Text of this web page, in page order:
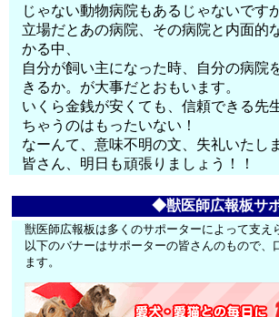
じゃない動物病院もあるじゃないです
立場だとあの病院、その病院と内面的
かる中、
自分が飼い主になった時、自分の病院
きるか。が大事だとおもいます。
いくら金銭が安くても、信頼できる先
ちゃうのはもったいない！
なーんて、意味不明の文、失礼いたし
皆さん、明日も頑張りましょう！！
◆獣医師広報板サ
獣医師広報板は多くのサポーターによって支え
以下のバナーはサポーターの皆さんのもので
ます。